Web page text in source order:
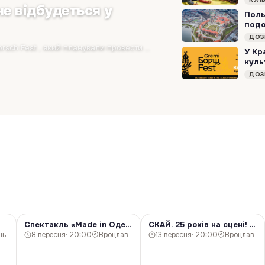
відбудеться у
У
КОНЦЕРТ Спектакль «Made in Одесса»! Вроцлав!
8 вересня· 20:00 Вроцлав
КОНЦЕРТ СКАЙ. 25 років на сцені! Вроцлав!
13 вересня· 20:00 Вроцлав